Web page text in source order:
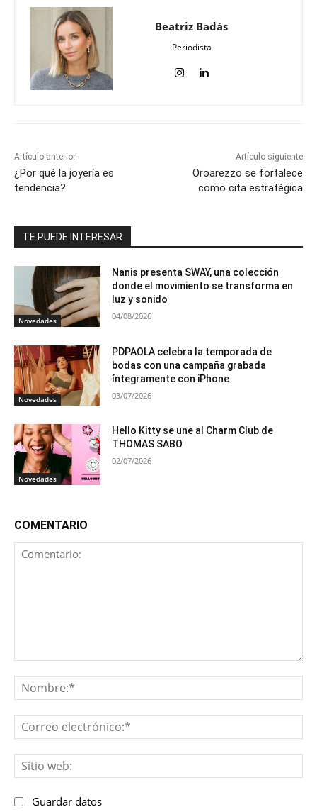
Beatriz Badás
Periodista
Artículo anterior
¿Por qué la joyería es
tendencia?
Artículo siguiente
Oroarezzo se fortalece
como cita estratégica
TE PUEDE INTERESAR
Novedades
Nanis presenta SWAY, una colección
donde el movimiento se transforma en
luz y sonido
04/08/2026
Novedades
PDPAOLA celebra la temporada de
bodas con una campaña grabada
íntegramente con iPhone
03/07/2026
Novedades
Hello Kitty se une al Charm Club de
THOMAS SABO
02/07/2026
COMENTARIO
Guardar datos